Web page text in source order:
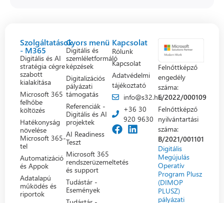
Szolgáltatások
- M365
Digitális és AI
stratégia cégre
szabott
kialakítása
Microsoft 365
felhőbe
költözés
Hatékonyság
növelése
Microsoft 365-
tel
Automatizáció
és Appok
Adatalapú
működés és
riportok
Gyors menü
Digitális és
szemléletformáló
képzések
Digitalizációs
pályázati
támogatás
Referenciák -
Digitális és AI
projektek
AI Readiness
Teszt
Microsoft 365
rendszerüzemeltetés
és support
Tudástár -
Események
Kapcsolat
Rólunk
Kapcsolat
Adatvédelmi
tájékoztató
info@s32.hu
+36 30
920 9630
Felnőttképző
engedély
száma:
E/2022/000109
Felnőttképző
nyilvántartási
száma:
B/2021/001101
Digitális
Megújulás
Operatív
Program Plusz
(DIMOP
PLUSZ)
pályázati